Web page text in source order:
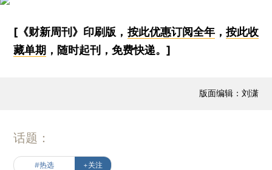
[《财新周刊》印刷版， 按此优惠订阅全年， 按此收
藏单期 ，随时起刊，免费快递。]
版面编辑：刘潇
话题：
#热选 +关注